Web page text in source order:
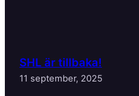
SHL är tillbaka!
11 september, 2025